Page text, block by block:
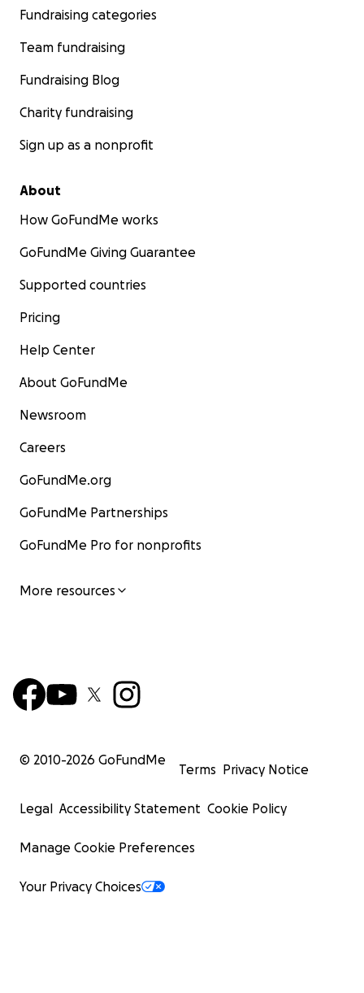
Fundraising categories
Team fundraising
Fundraising Blog
Charity fundraising
Sign up as a nonprofit
About
How GoFundMe works
GoFundMe Giving Guarantee
Supported countries
Pricing
Help Center
About GoFundMe
Newsroom
Careers
GoFundMe.org
GoFundMe Partnerships
GoFundMe Pro for nonprofits
More resources
© 2010-2026 GoFundMe
Terms Privacy Notice
Legal Accessibility Statement Cookie Policy
Manage Cookie Preferences
Your Privacy Choices